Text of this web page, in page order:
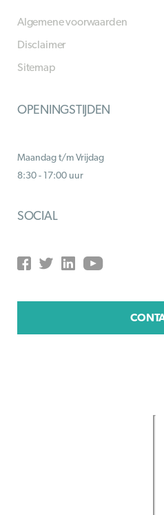
Algemene voorwaarden
Disclaimer
Sitemap
OPENINGSTIJDEN
Maandag t/m Vrijdag
8:30 - 17:00 uur
SOCIAL